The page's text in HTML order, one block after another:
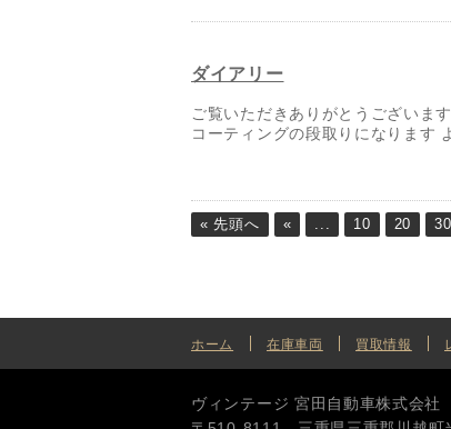
ダイアリー
ご覧いただきありがとうござい
コーティングの段取りになります
« 先頭へ « ... 10 20 30
ホーム 在庫車両 買取情報
ヴィンテージ 宮田自動車株式会社